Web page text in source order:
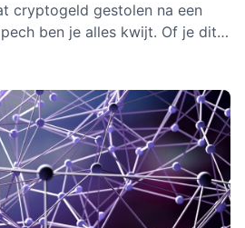
cryptogeld gestolen na een
ben je alles kwijt. Of je dit
leggen we je uit in dit arti